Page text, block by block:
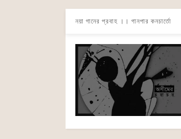
নয়া গানের প্রবাহ ।। গানপার কনচার্তো